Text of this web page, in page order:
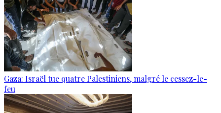
Gaza: Israël tue quatre Palestiniens, malgré le cessez-le-
feu